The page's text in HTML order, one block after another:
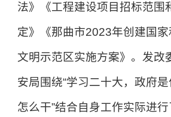
法》《工程建设项目招标范围
定》《那曲市2023年创建国
文明示范区实施方案》。发改
安局围绕“学习二十大，政府是
怎么干”结合自身工作实际进行